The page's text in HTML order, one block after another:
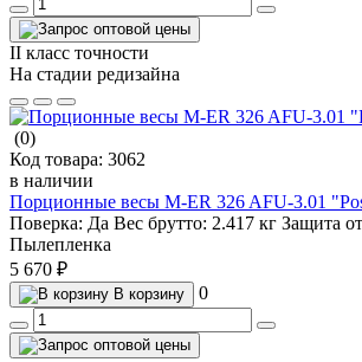
II класс точности
На стадии редизайна
(0)
Код товара: 3062
в наличии
Порционные весы M-ER 326 AFU-3.01
Поверка: Да Вес брутто: 2.417 кг Защита
Пылепленка
5 670 ₽
В корзину 0